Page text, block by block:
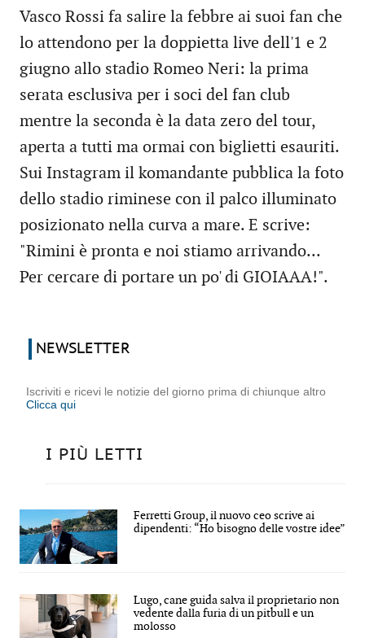
Vasco Rossi fa salire la febbre ai suoi fan che
lo attendono per la doppietta live dell'1 e 2
giugno allo stadio Romeo Neri: la prima
serata esclusiva per i soci del fan club
mentre la seconda è la data zero del tour,
aperta a tutti ma ormai con biglietti esauriti.
Sui Instagram il komandante pubblica la foto
dello stadio riminese con il palco illuminato
posizionato nella curva a mare. E scrive:
"Rimini è pronta e noi stiamo arrivando...
Per cercare di portare un po' di GIOIAAA!".
NEWSLETTER
Iscriviti e ricevi le notizie del giorno prima di chiunque altro
Clicca qui
I PIÙ LETTI
Ferretti Group, il nuovo ceo scrive ai
dipendenti: “Ho bisogno delle vostre idee”
Lugo, cane guida salva il proprietario non
vedente dalla furia di un pitbull e un
molosso